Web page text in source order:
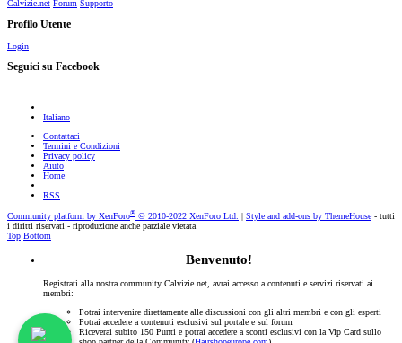
Calvizie.net Forum Supporto
Profilo Utente
Login
Seguici su Facebook
Italiano
Contattaci
Termini e Condizioni
Privacy policy
Aiuto
Home
RSS
Community platform by XenForo® © 2010-2022 XenForo Ltd. Style and add-ons by ThemeHouse - tutti
i diritti riservati - riproduzione anche parziale vietata
Top Bottom
Benvenuto!
Registrati alla nostra community Calvizie.net, avrai accesso a contenuti e servizi riservati ai
membri:
Potrai intervenire direttamente alle discussioni con gli altri membri e con gli esperti
Potrai accedere a contenuti esclusivi sul portale e sul forum
Riceverai subito 150 Punti e potrai accedere a sconti esclusivi con la Vip Card sullo